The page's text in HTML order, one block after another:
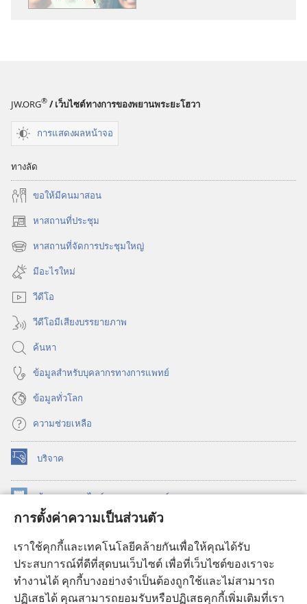
การตั้งค่าความเป็นส่วนตัว
เราใช้คุกกี้และเทคโนโลยีคล้ายกันเพื่อให้คุณได้รับ
ประสบการณ์ที่ดีที่สุดบนเว็บไซต์ เพื่อที่เว็บไซต์ของเราจะ
ทำงานได้ คุกกี้บางอย่างจำเป็นต้องถูกใช้และไม่สามารถ
ปฏิเสธได้ คุณสามารถยอมรับหรือปฏิเสธคุกกี้เพิ่มเติมที่เรา
JW.ORG® / เว็บไซต์ทางการของพยานพระยะโฮวา
การแสดงผลหน้าจอ
ทางลัด
ขอ​ให้​มี​คน​มา​สอน
หาสถานที่ประชุม
(เปิด
หน้าต่าง
ใหม่)
หาสถานที่จัดการประชุมใหญ่
(เปิด
หน้าต่าง
ใหม่)
มีอะไรใหม่
วีดีโอ
วีดีโอมีเสียงบรรยายภาพ
ค้นหา
ข้อมูล​สำหรับ​บุคลากร​ทาง​การ​แพทย์
ข้อมูล​ทั่ว​โลก
ความช่วยเหลือ
บริจาค
(เปิด
หน้าต่าง
ใหม่) ห้องสมุดออนไลน์ของวอชเทาเวอร์
หน้าต่าง
®
หน้าต่าง
ใหม่) JW Library®
ห้องสมุดว็อชเทาเวอร์ ®